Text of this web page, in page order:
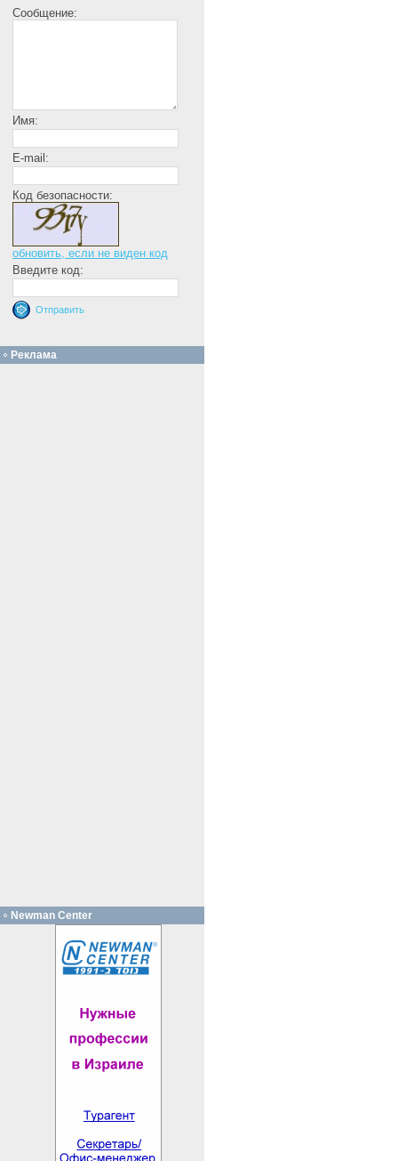
Сообщение:
Имя:
E-mail:
Код безопасности:
обновить, если не виден код
Введите код:
Реклама
Newman Center